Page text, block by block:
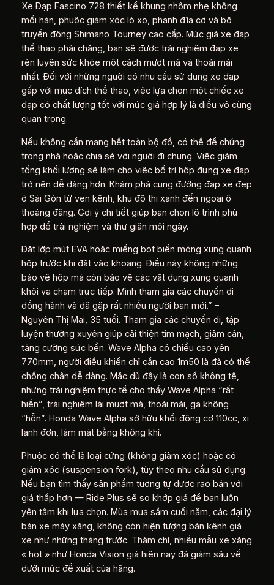
Xe Đạp Fascino 728 thiết kế khung nhôm nhẹ không
mối hàn, phuộc giảm xóc lò xo, phanh đĩa cơ và bộ
truyền động Shimano Tourney cao cấp. Mức giá xe đạp
thể thao phải chăng, bạn sẽ được trải nghiệm đạp xe
rèn luyện sức khỏe một cách mượt mà và thoải mái
nhất. Đối với những người có nhu cầu sử dụng xe đạp
gấp với mục đích thể thao, việc lựa chọn một chiếc xe
đạp có chất lượng tốt với mức giá hợp lý là điều vô cùng
quan trọng.
Nếu không cần mang hết toàn bộ đồ, có thể để chúng
trong nhà hoặc chia sẻ với người đi chung. Việc giảm
tổng khối lượng sẽ làm cho việc bố trí hộp đựng xe đạp
trở nên dễ dàng hơn. Khám phá cung đường đạp xe đẹp
ở Sài Gòn từ ven kênh, khu đô thị xanh đến ngoại ô
thoáng đãng. Gợi ý chi tiết giúp bạn chọn lộ trình phù
hợp để trải nghiệm và thư giãn mỗi ngày.
Đặt lớp mút EVA hoặc miếng bọt biển mỏng xung quanh
hộp trước khi đặt vào khoang. Điều này không những
bảo vệ hộp mà còn bảo vệ các vật dụng xung quanh
khỏi va chạm trực tiếp. Mình tham gia các chuyến đi
đồng hành và đã gặp rất nhiều người bạn mới.” –
Nguyễn Thị Mai, 35 tuổi. Tham gia các chuyến đi, tập
luyện thường xuyên giúp cải thiện tim mạch, giảm cân,
tăng cường sức bền. Wave Alpha có chiều cao yên
770mm, người điều khiển chỉ cần cao 1m50 là đã có thể
chống chân dễ dàng. Mặc dù đây là con số không tệ,
nhưng trải nghiệm thực tế cho thấy Wave Alpha “rất
hiền”, trải nghiệm lái mượt mà, thoải mái, ga không
“hỗn”. Honda Wave Alpha sở hữu khối động cơ 110cc, xi
lanh đơn, làm mát bằng không khí.
Phuộc có thể là loại cứng (không giảm xóc) hoặc có
giảm xóc (suspension fork), tùy theo nhu cầu sử dụng.
Nếu bạn tìm thấy sản phẩm tương tự được rao bán với
giá thấp hơn — Ride Plus sẽ so khớp giá để bạn luôn
yên tâm khi lựa chọn. Mùa mua sắm cuối năm, các đại lý
bán xe máy xăng, không còn hiện tượng bán kênh giá
xe như những tháng trước. Thậm chí, nhiều mẫu xe xăng
« hot » như Honda Vision giá hiện nay đã giảm sâu về
dưới mức đề xuất của hãng.